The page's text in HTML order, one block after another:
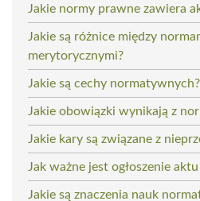
Jakie normy prawne zawiera
Jakie są różnice między
merytorycznymi?
Jakie są cechy normatywnych?
Jakie obowiązki wynikają z
Jakie kary są związane z
Jak ważne jest ogłoszenie
Jakie są znaczenia nauk